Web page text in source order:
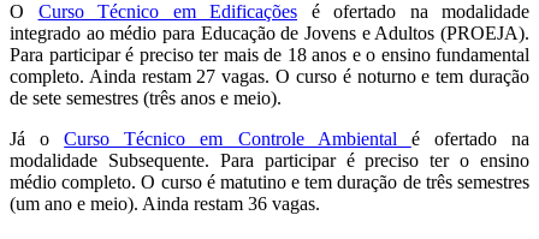
O Curso Técnico em Edificações é ofertado na modalidade
integrado ao médio para Educação de Jovens e Adultos (PROEJA).
Para participar é preciso ter mais de 18 anos e o ensino fundamental
completo. Ainda restam 27 vagas. O curso é noturno e tem duração
de sete semestres (três anos e meio).
Já oCurso Técnico em Controle Ambiental é ofertado na
modalidade Subsequente. Para participar é preciso ter o ensino
médio completo. O curso é matutino e tem duração de três semestres
(um ano e meio). Ainda restam 36 vagas.